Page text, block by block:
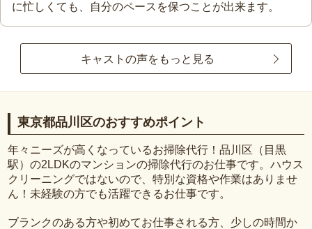
に忙しくても、自分のペースを保つことが出来ます。
キャストの声をもっと見る
東京都品川区のおすすめポイント
年々ニーズが高くなっているお掃除代行！品川区（目黒
駅）の2LDKのマンションの掃除代行のお仕事です。ハウス
クリーニングではないので、特別な資格や作業はありませ
ん！未経験の方でも活躍できるお仕事です。
ブランクのある方や初めてお仕事される方、少しの時間か